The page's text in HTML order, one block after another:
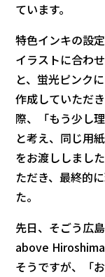
ています。
特色インキの設
イラストに合わ
と、蛍光ピンク
作成していただ
際、「もう少し
と考え、同じ用
をお渡ししまし
ただき、最終的
た。
先日、そごう広
above
そうですが、「